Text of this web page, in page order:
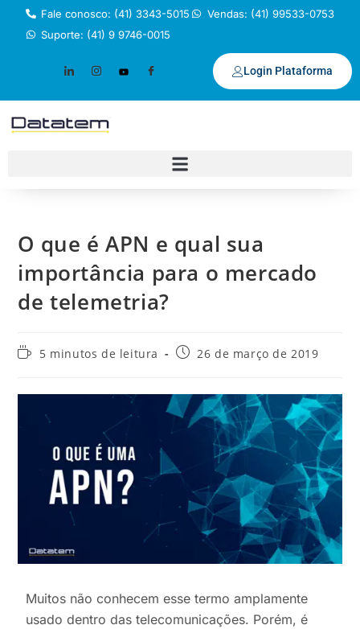
Fale conosco: (41) 3343-5015
Vendas: (41) 99533-0753
Suporte: (41) 9 9746-0015
Login Plataforma
O que é APN e qual sua
importância para o mercado
de telemetria?
5 minutos de leitura 26 de março de 2019
Muitos não conhecem esse termo amplamente
usado dentro das telecomunicações. Porém, é